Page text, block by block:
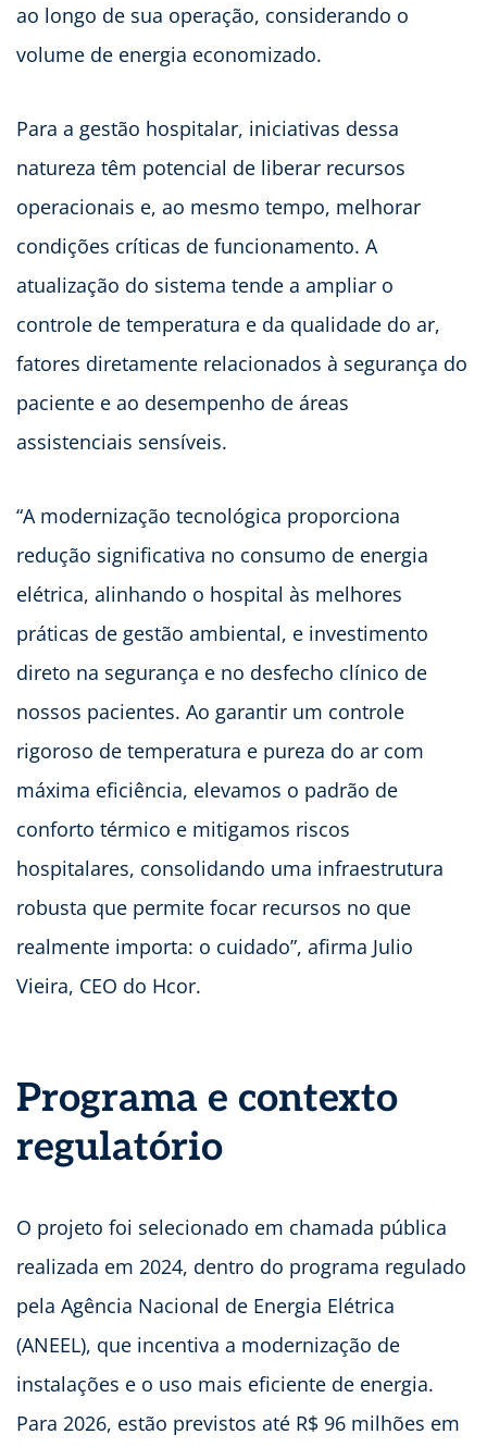
ao longo de sua operação, considerando o
volume de energia economizado.
Para a gestão hospitalar, iniciativas dessa
natureza têm potencial de liberar recursos
operacionais e, ao mesmo tempo, melhorar
condições críticas de funcionamento. A
atualização do sistema tende a ampliar o
controle de temperatura e da qualidade do ar,
fatores diretamente relacionados à segurança do
paciente e ao desempenho de áreas
assistenciais sensíveis.
“A modernização tecnológica proporciona
redução significativa no consumo de energia
elétrica, alinhando o hospital às melhores
práticas de gestão ambiental, e investimento
direto na segurança e no desfecho clínico de
nossos pacientes. Ao garantir um controle
rigoroso de temperatura e pureza do ar com
máxima eficiência, elevamos o padrão de
conforto térmico e mitigamos riscos
hospitalares, consolidando uma infraestrutura
robusta que permite focar recursos no que
realmente importa: o cuidado”, afirma Julio
Vieira, CEO do Hcor.
Programa e contexto
regulatório
O projeto foi selecionado em chamada pública
realizada em 2024, dentro do programa regulado
pela Agência Nacional de Energia Elétrica
(ANEEL), que incentiva a modernização de
instalações e o uso mais eficiente de energia.
Para 2026, estão previstos até R$ 96 milhões em